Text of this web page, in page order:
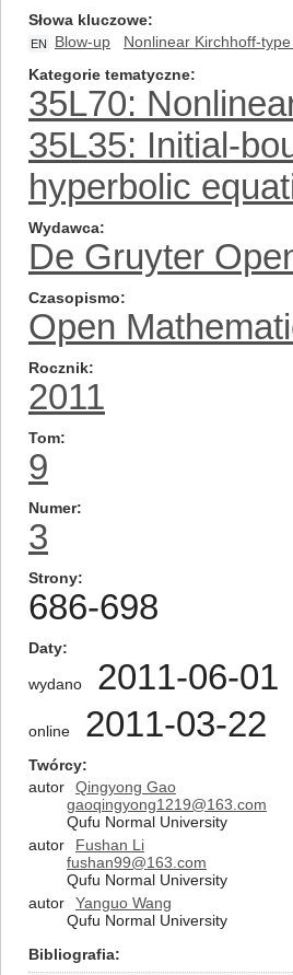
Słowa kluczowe
EN Blow-up Nonlinear Kirchhoff-
Kategorie tematyczne
35L70:
35L35: Initial-
hyperbolic
Wydawca
De Gruyter
Czasopismo
Open
Rocznik
2011
Tom
9
Numer
3
Strony
686-698
Daty
wydano 2011-06-01
online 2011-03-22
Twórcy
autor
Qingyong Gao
gaoqingyong1219@163.com
Qufu Normal University
autor
Fushan Li
fushan99@163.com
Qufu Normal University
autor
Yanguo Wang
Qufu Normal University
Bibliografia